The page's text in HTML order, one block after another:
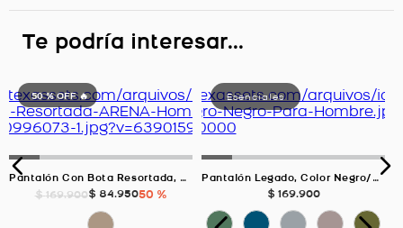
Te podría interesar...
50 % OFF 🔥
Pantalón Con Bota Resortada, Color ARENA Para Hombre
$ 169.900$ 84.95050 %
Pantalón Legado, Color Negro/Negro Para Hombre
$ 169.900